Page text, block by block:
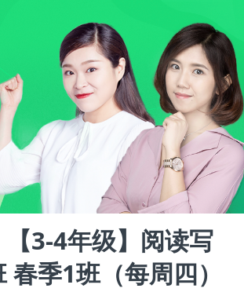
【3-4年级】阅读写
春季1班（每周四）